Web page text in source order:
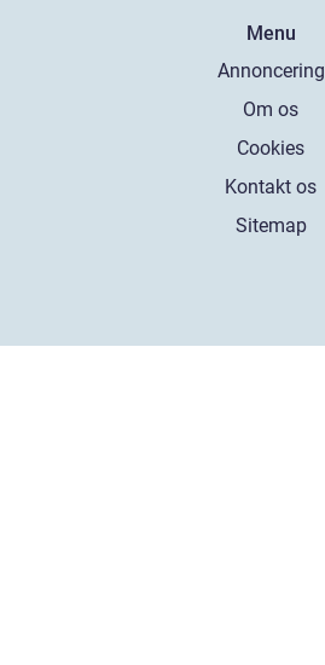
Menu
Annoncering
Om os
Cookies
Kontakt os
Sitemap